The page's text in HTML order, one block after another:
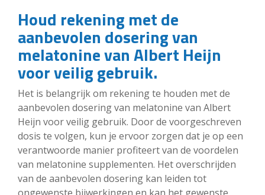
Houd rekening met de
aanbevolen dosering van
melatonine van Albert Heijn
voor veilig gebruik.
Het is belangrijk om rekening te houden met de
aanbevolen dosering van melatonine van Albert
Heijn voor veilig gebruik. Door de voorgeschreven
dosis te volgen, kun je ervoor zorgen dat je op een
verantwoorde manier profiteert van de voordelen
van melatonine supplementen. Het overschrijden
van de aanbevolen dosering kan leiden tot